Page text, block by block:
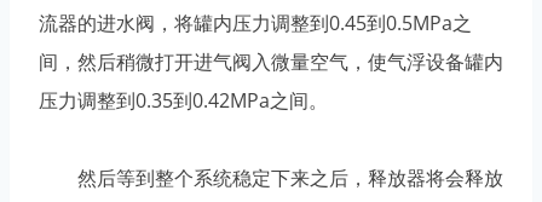
流器的进水阀，将罐内压力调整到0.45到0.5MPa之
间，然后稍微打开进气阀入微量空气，使气浮设备罐内
压力调整到0.35到0.42MPa之间。
然后等到整个系统稳定下来之后，释放器将会释放